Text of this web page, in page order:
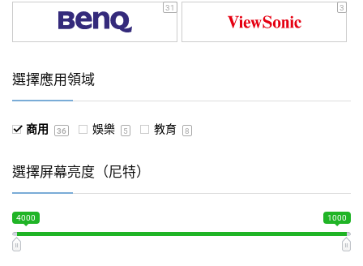
31 3
選擇應用領域
商用 36 娛樂 5 教育 8
選擇屏幕亮度（尼特）
4000 1000